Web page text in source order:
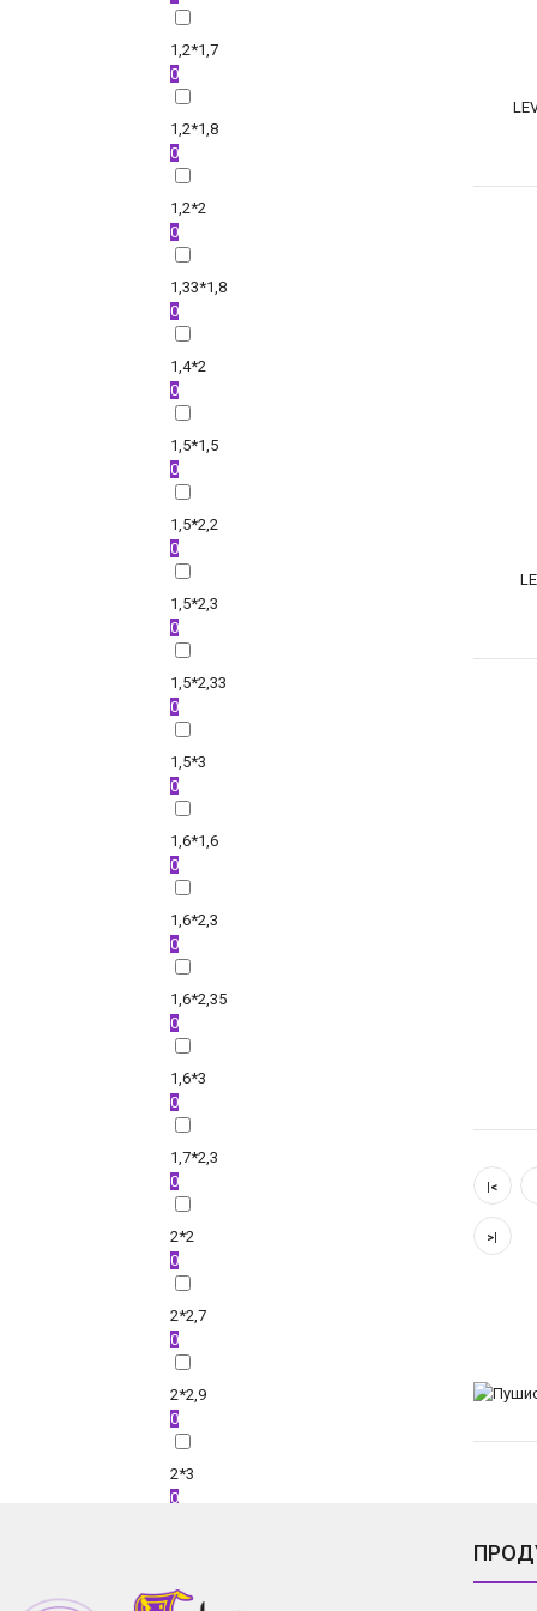
1,2*1,7
0
1,2*1,8
0
1,2*2
0
1,33*1,8
0
1,4*2
0
1,5*1,5
0
1,5*2,2
0
1,5*2,3
0
1,5*2,33
0
1,5*3
0
1,6*1,6
0
1,6*2,3
0
1,6*2,35
0
1,6*3
0
1,7*2,3
0
2*2
0
2*2,7
0
2*2,9
0
2*3
0
|<
>|